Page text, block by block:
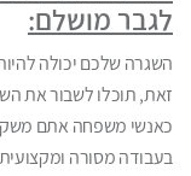
לגבר מושלם:
השגרה שלכם יכולה
זאת, תוכלו לשבור את
כאנשי משפחה אתם
בעבודה מסורה